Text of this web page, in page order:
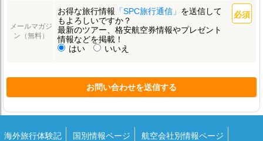
メールマガジ
ン（無料）
お得な旅行情報 「SPC旅行通信」 を送信して
もよろしいですか？
最新のツアー、格安航空券情報やプレゼント
情報などを掲載！
はい
いいえ
お問い合わせを送信する
海外旅行体験記 国別情報ページ
航空会社別情報ページ